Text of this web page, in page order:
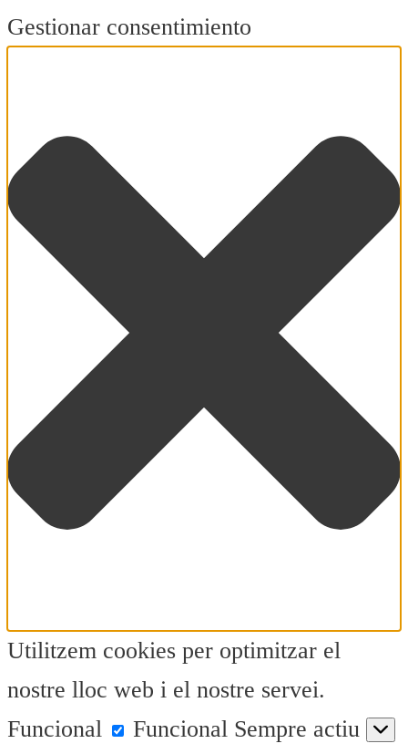
Gestionar consentimiento
Utilitzem cookies per optimitzar el
nostre lloc web i el nostre servei.
Funcional
Funcional Sempre actiu